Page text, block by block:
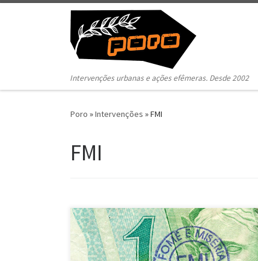
Pular para o conteúdo
Intervenções urbanas e ações efêmeras. Desde 2002
Poro »Intervenções »FMI
FMI
FMI – revisitando Cildo Meireles (entre 2002 e 2006)
Diversos locais e cidades – Brasil e Argentina 1 –